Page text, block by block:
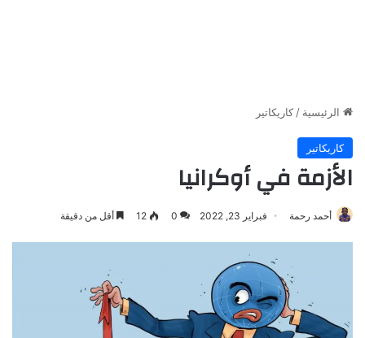
الرئيسية / كاريكاتير
كاريكاتير
الأزمة في أوكرانيا
أحمد رحمة فبراير 23, 2022 0
12 أقل من دقيقة